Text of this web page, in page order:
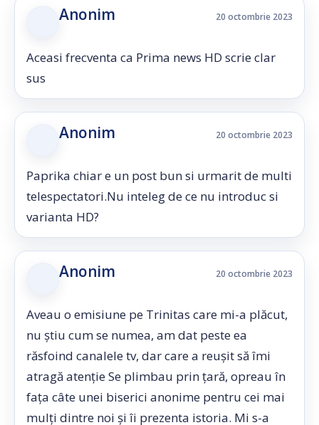
Anonim 20 octombrie 2023
Aceasi frecventa ca Prima news HD scrie clar
sus
Anonim 20 octombrie 2023
Paprika chiar e un post bun si urmarit de multi
telespectatori.Nu inteleg de ce nu introduc si
varianta HD?
Anonim 20 octombrie 2023
Aveau o emisiune pe Trinitas care mi-a plăcut,
nu știu cum se numea, am dat peste ea
răsfoind canalele tv, dar care a reușit să îmi
atragă atenție Se plimbau prin țară, opreau în
fața câte unei biserici anonime pentru cei mai
mulți dintre noi și îi prezenta istoria. Mi s-a